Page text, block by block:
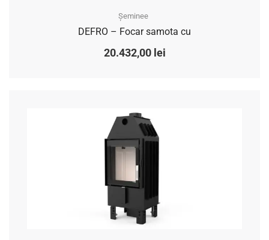
Șeminee
DEFRO – Focar samota cu
20.432,00 lei